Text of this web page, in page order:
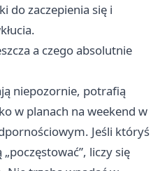
do zaczepienia się i
a czego absolutnie
niepozornie, potrafią
w planach na weekend w
Jeśli któryś
liczy się